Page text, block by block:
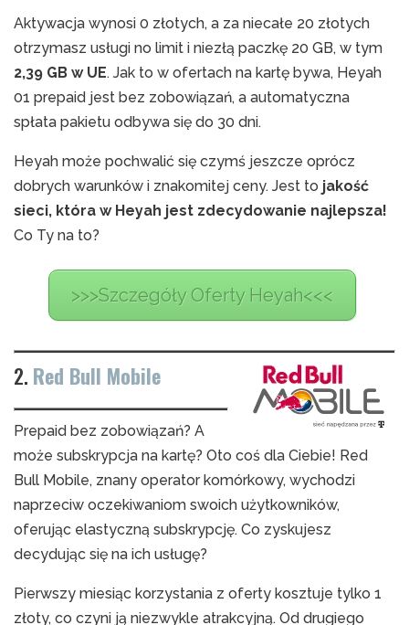
Aktywacja wynosi 0 złotych, a za niecałe 20 złotych
otrzymasz usługi no limit i niezłą paczkę 20 GB, w tym
2,39 GB w UE. Jak to w ofertach na kartę bywa, Heyah
01 prepaid jest bez zobowiązań, a automatyczna
spłata pakietu odbywa się do 30 dni.
Heyah może pochwalić się czymś jeszcze oprócz
dobrych warunków i znakomitej ceny. Jest to jakość
sieci, która w Heyah jest zdecydowanie najlepsza!
Co Ty na to?
>>>Szczegóły Oferty Heyah<<<
2. Red Bull Mobile
Prepaid bez zobowiązań? A
może subskrypcja na kartę? Oto coś dla Ciebie! Red
Bull Mobile, znany operator komórkowy, wychodzi
naprzeciw oczekiwaniom swoich użytkowników,
oferując elastyczną subskrypcję. Co zyskujesz
decydując się na ich usługę?
Pierwszy miesiąc korzystania z oferty kosztuje tylko 1
złoty, co czyni ją niezwykle atrakcyjną. Od drugiego